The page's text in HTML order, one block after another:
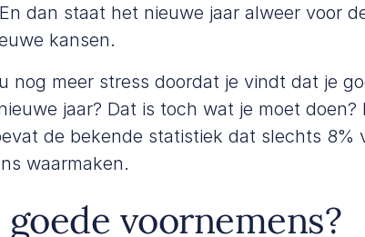
dan staat het nieuwe jaar alweer voor
kansen.
nog meer stress doordat je vindt dat je
jaar? Dat is toch wat je moet doen?
de bekende statistiek dat slechts 8%
waarmaken.
voornemens?